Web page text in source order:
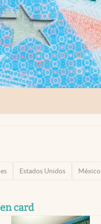
Estados Unidos México
card